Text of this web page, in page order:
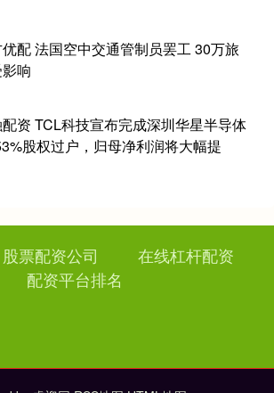
配 法国空中交通管制员罢工 30万旅
响
资 TCL科技宣布完成深圳华星半导体
股权过户，归母净利润将大幅提
股票配资公司
在线杠杆配资
配资平台排名